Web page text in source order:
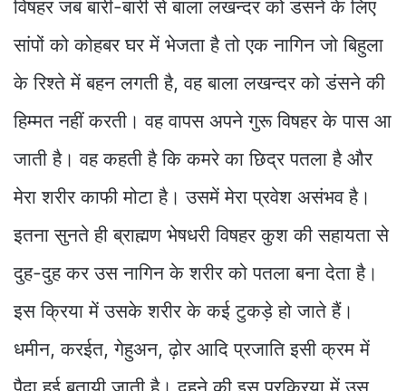
विषहर जब बारी-बारी से बाला लखन्दर को डंसने के लिए
सांपों को कोहबर घर में भेजता है तो एक नागिन जो बिहुला
के रिश्ते में बहन लगती है, वह बाला लखन्दर को डंसने की
हिम्मत नहीं करती। वह वापस अपने गुरू विषहर के पास आ
जाती है। वह कहती है कि कमरे का छिद्र पतला है और
मेरा शरीर काफी मोटा है। उसमें मेरा प्रवेश असंभव है।
इतना सुनते ही ब्राह्मण भेषधरी विषहर कुश की सहायता से
दुह-दुह कर उस नागिन के शरीर को पतला बना देता है।
इस क्रिया में उसके शरीर के कई टुकड़े हो जाते हैं।
धमीन, करईत, गेहुअन, ढ़ोर आदि प्रजाति इसी क्रम में
पैदा हुई बतायी जाती है। दूहने की इस प्रक्रिया में उस